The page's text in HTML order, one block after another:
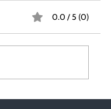
0.0 / 5 (0)